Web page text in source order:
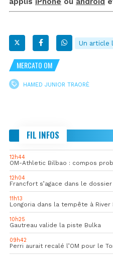
Un article
MERCATO OM
HAMED JUNIOR TRAORÈ
FIL INFOS
12h44
12h04
Francfort s’agace dans le dossier
11h13
Longoria dans la tempête à River
10h25
Gautreau valide la piste Bulka
09h42
Perri aurait recalé l’OM pour le